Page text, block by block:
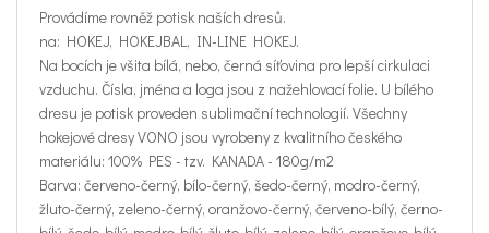
Provádíme rovněž potisk naších dresů.
na: HOKEJ, HOKEJBAL, IN-LINE HOKEJ.
Na bocích je všita bílá, nebo, černá síťovina pro lepší cirkulaci
vzduchu. Čísla, jména a loga jsou z nažehlovací folie. U bílého
dresu je potisk proveden sublimační technologií. Všechny
hokejové dresy VONO jsou vyrobeny z kvalitního českého
materiálu: 100% PES - tzv. KANADA - 180g/m2
Barva: červeno-černý, bílo-černý, šedo-černý, modro-černý,
žluto-černý, zeleno-černý, oranžovo-černý, červeno-bílý, černo-